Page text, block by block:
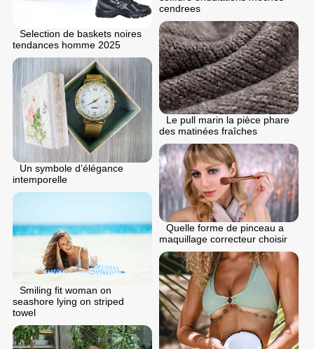
cendrees
Selection de baskets noires
tendances homme 2025
Le pull marin la pièce phare
des matinées fraîches
Un symbole d’élégance
intemporelle
Quelle forme de pinceau a
maquillage correcteur choisir
Smiling fit woman on
seashore lying on striped
towel